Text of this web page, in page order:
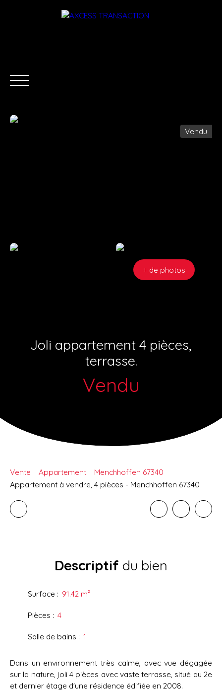
Vendu
+ de photos
Joli appartement 4 pièces,
terrasse.
Vendu
Vente Appartement
Menchhoffen 67340
Appartement à vendre, 4 pièces - Menchhoffen 67340
Descriptif du bien
Surface : 91.42 m²
Pièces : 4
Salle de bains : 1
Dans un environnement très calme, avec vue dégagée
sur la nature, joli 4 pièces avec vaste terrasse, situé au 2e
et dernier étage d'une résidence édifiée en 2008.